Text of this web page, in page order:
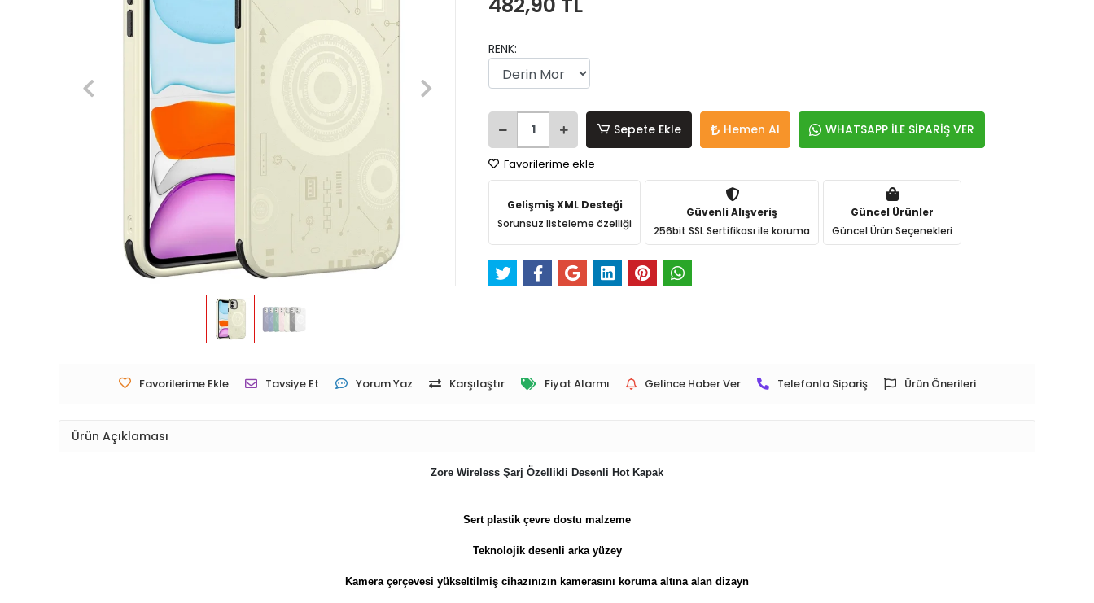
RENK:
Sepete Ekle Hemen Al WHATSAPP İLE SİPARİŞ VER
Favorilerime ekle
Gelişmiş XML Desteği
Sorunsuz listeleme özelliği
Güvenli Alışveriş
256bit SSL Sertifikası ile koruma
Güncel Ürünler
Güncel Ürün Seçenekleri
Favorilerime Ekle Tavsiye Et Yorum Yaz Karşılaştır Fiyat Alarmı Gelince Haber Ver Telefonla Sipariş Ürün Önerileri
Ürün Açıklaması
Zore Wireless Şarj Özellikli Desenli Hot Kapak
Sert plastik çevre dostu malzeme
Teknolojik desenli arka yüzey
Kamera çerçevesi yükseltilmiş cihazınızın kamerasını koruma altına alan dizayn